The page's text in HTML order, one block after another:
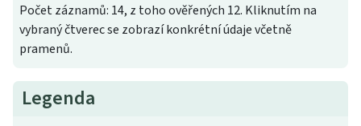
Počet záznamů: 14, z toho ověřených 12. Kliknutím na
vybraný čtverec se zobrazí konkrétní údaje včetně
pramenů.
Legenda